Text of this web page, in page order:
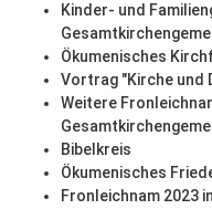
Kinder- und
Ökumenisches
Vortrag "Kirche und
Weitere
Bibelkreis
Ökumenisches
Fronleichnam 2023